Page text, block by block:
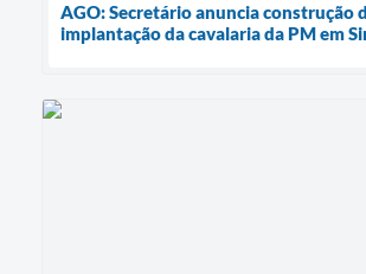
AGO: Secretário anuncia construção
implantação da cavalaria da PM em